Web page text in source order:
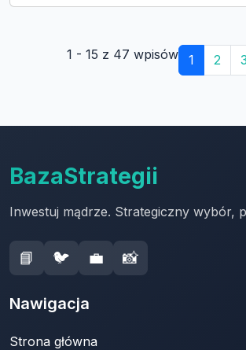
1 - 15 z 47 wpisów 1 2 3
BazaStrategii
Inwestuj mądrze. Strategiczny wybór,
📘 🐦 💼 📸
Nawigacja
Strona główna